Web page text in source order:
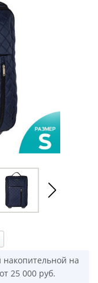
на
25 000 руб.